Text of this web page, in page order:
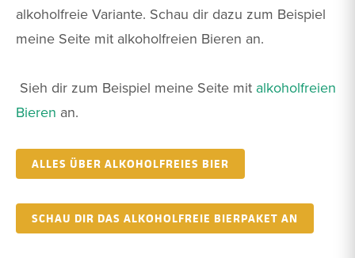
alkoholfreie Variante. Schau dir dazu zum Beispiel
meine Seite mit alkoholfreien Bieren an.
Sieh dir zum Beispiel meine Seite mit alkoholfreien
Bieren an.
ALLES ÜBER ALKOHOLFREIES BIER
SCHAU DIR DAS ALKOHOLFREIE BIERPAKET AN